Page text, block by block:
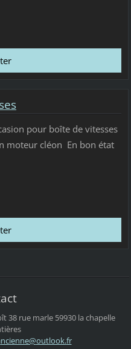
pour boîte de vitesses
moteur cléon En bon état
38 rue marle59930 la chapelle
ncienne@outlook.fr